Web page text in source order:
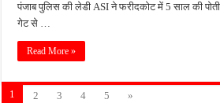
पंजाब पुलिस की लेडी ASI ने फरीदकोट में 5 साल की
गेट से …
Read More »
1 2 3 4 5 »